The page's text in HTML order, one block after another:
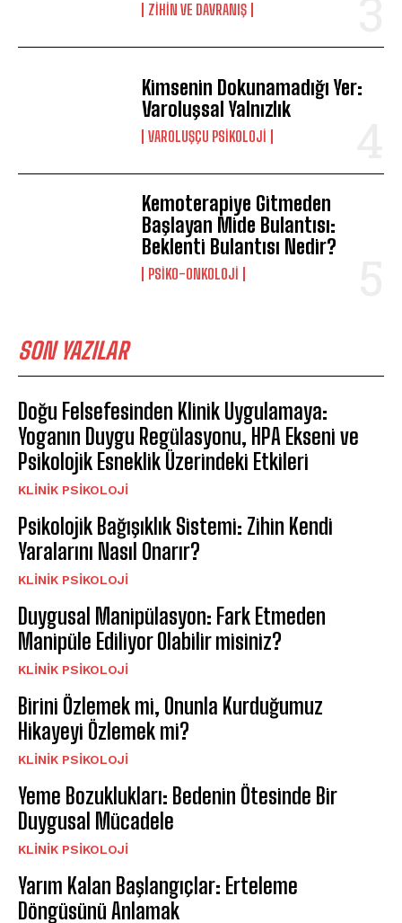
⁠ZIHIN VE DAVRANIŞ
Kimsenin Dokunamadığı Yer:
Varoluşsal Yalnızlık
VAROLUŞÇU PSIKOLOJI
Kemoterapiye Gitmeden
Başlayan Mide Bulantısı:
Beklenti Bulantısı Nedir?
PSIKO-ONKOLOJI
SON YAZILAR
Doğu Felsefesinden Klinik Uygulamaya:
Yoganın Duygu Regülasyonu, HPA Ekseni ve
Psikolojik Esneklik Üzerindeki Etkileri
KLINIK PSIKOLOJI
Psikolojik Bağışıklık Sistemi: Zihin Kendi
Yaralarını Nasıl Onarır?
KLINIK PSIKOLOJI
Duygusal Manipülasyon: Fark Etmeden
Manipüle Ediliyor Olabilir misiniz?
KLINIK PSIKOLOJI
Birini Özlemek mi, Onunla Kurduğumuz
Hikayeyi Özlemek mi?
KLINIK PSIKOLOJI
Yeme Bozuklukları: Bedenin Ötesinde Bir
Duygusal Mücadele
KLINIK PSIKOLOJI
Yarım Kalan Başlangıçlar: Erteleme
Döngüsünü Anlamak